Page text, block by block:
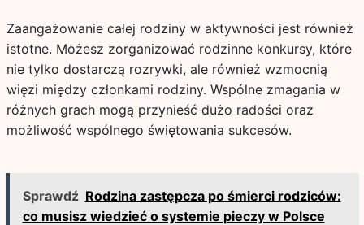
Zaangażowanie całej rodziny w aktywności jest również
istotne. Możesz zorganizować rodzinne konkursy, które
nie tylko dostarczą rozrywki, ale również wzmocnią
więzi między członkami rodziny. Wspólne zmagania w
różnych grach mogą przynieść dużo radości oraz
możliwość wspólnego świętowania sukcesów.
Sprawdź Rodzina zastępcza po śmierci rodziców:
co musisz wiedzieć o systemie pieczy w Polsce